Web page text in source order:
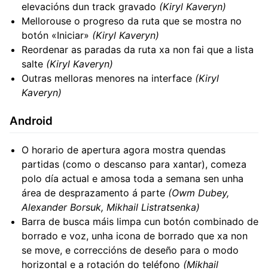
elevacións dun track gravado (Kiryl Kaveryn)
Mellorouse o progreso da ruta que se mostra no
botón «Iniciar» (Kiryl Kaveryn)
Reordenar as paradas da ruta xa non fai que a lista
salte (Kiryl Kaveryn)
Outras melloras menores na interface (Kiryl
Kaveryn)
Android
O horario de apertura agora mostra quendas
partidas (como o descanso para xantar), comeza
polo día actual e amosa toda a semana sen unha
área de desprazamento á parte (Owm Dubey,
Alexander Borsuk, Mikhail Listratsenka)
Barra de busca máis limpa cun botón combinado de
borrado e voz, unha icona de borrado que xa non
se move, e correccións de deseño para o modo
horizontal e a rotación do teléfono (Mikhail